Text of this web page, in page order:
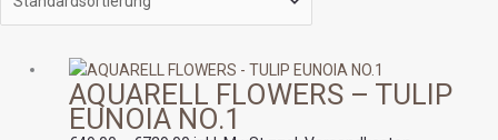
AQUARELL FLOWERS – TULIP
EUNOIA NO.1
Preisspanne:
€49.00
bis